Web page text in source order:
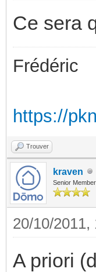
Ce sera
Frédéric
https://
Trouver
kraven
Senior Member
20/10/2011,
A priori